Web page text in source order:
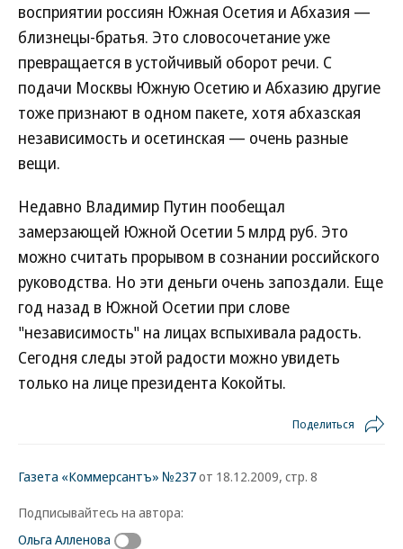
восприятии россиян Южная Осетия и Абхазия —
близнецы-братья. Это словосочетание уже
превращается в устойчивый оборот речи. С
подачи Москвы Южную Осетию и Абхазию другие
тоже признают в одном пакете, хотя абхазская
независимость и осетинская — очень разные
вещи.
Недавно Владимир Путин пообещал
замерзающей Южной Осетии 5 млрд руб. Это
можно считать прорывом в сознании российского
руководства. Но эти деньги очень запоздали. Еще
год назад в Южной Осетии при слове
"независимость" на лицах вспыхивала радость.
Сегодня следы этой радости можно увидеть
только на лице президента Кокойты.
Поделиться
Газета «Коммерсантъ» №237от 18.12.2009, стр. 8
Подписывайтесь на автора:
Ольга Алленова